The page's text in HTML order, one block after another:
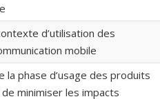
d’utilisation des
mobile
la phase d’usage des produits
minimiser les impacts